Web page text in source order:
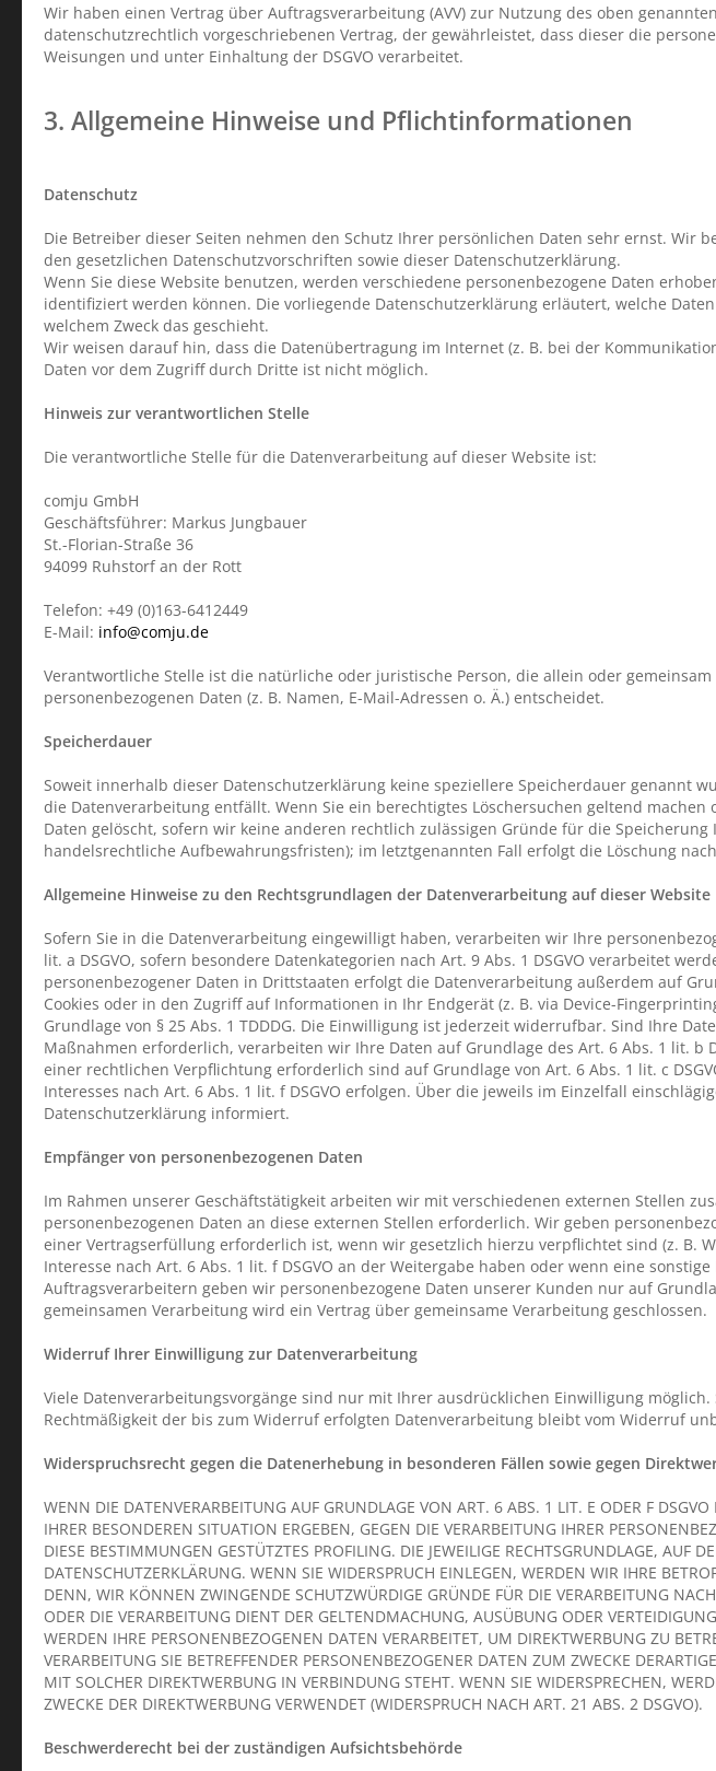
Wir haben einen Vertrag über Auftragsverarbeitung (AVV) zur Nutzung des oben
datenschutzrechtlich vorgeschriebenen Vertrag, der gewährleistet, dass dieser die
Weisungen und unter Einhaltung der DSGVO verarbeitet.
3. Allgemeine Hinweise und Pflicht­informationen
Datenschutz
Die Betreiber dieser Seiten nehmen den Schutz Ihrer persönlichen Daten sehr ernst. Wir
den gesetzlichen Datenschutzvorschriften sowie dieser Datenschutzerklärung.
Wenn Sie diese Website benutzen, werden verschiedene personenbezogene Daten
identifiziert werden können. Die vorliegende Datenschutzerklärung erläutert, welche
welchem Zweck das geschieht.
Wir weisen darauf hin, dass die Datenübertragung im Internet (z. B. bei der
Daten vor dem Zugriff durch Dritte ist nicht möglich.
Hinweis zur verantwortlichen Stelle
Die verantwortliche Stelle für die Datenverarbeitung auf dieser Website ist:
comju GmbH
Geschäftsführer: Markus Jungbauer
St.-Florian-Straße 36
94099 Ruhstorf an der Rott
Telefon: +49 (0)163-6412449
E-Mail: info@comju.de
Verantwortliche Stelle ist die natürliche oder juristische Person, die allein oder
personenbezogenen Daten (z. B. Namen, E-Mail-Adressen o. Ä.) entscheidet.
Speicherdauer
Soweit innerhalb dieser Datenschutzerklärung keine speziellere Speicherdauer genannt
die Datenverarbeitung entfällt. Wenn Sie ein berechtigtes Löschersuchen geltend
Daten gelöscht, sofern wir keine anderen rechtlich zulässigen Gründe für die
handelsrechtliche Aufbewahrungsfristen); im letztgenannten Fall erfolgt die Löschung
Allgemeine Hinweise zu den Rechtsgrundlagen der Datenverarbeitung auf dieser Website
Sofern Sie in die Datenverarbeitung eingewilligt haben, verarbeiten wir Ihre
lit. a DSGVO, sofern besondere Datenkategorien nach Art. 9 Abs. 1 DSGVO verarbeitet
personenbezogener Daten in Drittstaaten erfolgt die Datenverarbeitung außerdem auf
Cookies oder in den Zugriff auf Informationen in Ihr Endgerät (z. B. via Device-
Grundlage von § 25 Abs. 1 TDDDG. Die Einwilligung ist jederzeit widerrufbar. Sind Ihre
Maßnahmen erforderlich, verarbeiten wir Ihre Daten auf Grundlage des Art. 6 Abs. 1 lit. b
einer rechtlichen Verpflichtung erforderlich sind auf Grundlage von Art. 6 Abs. 1 lit. c
Interesses nach Art. 6 Abs. 1 lit. f DSGVO erfolgen. Über die jeweils im Einzelfall
Datenschutzerklärung informiert.
Empfänger von personenbezogenen Daten
Im Rahmen unserer Geschäftstätigkeit arbeiten wir mit verschiedenen externen Stellen
personenbezogenen Daten an diese externen Stellen erforderlich. Wir geben
einer Vertragserfüllung erforderlich ist, wenn wir gesetzlich hierzu verpflichtet sind (z. B.
Interesse nach Art. 6 Abs. 1 lit. f DSGVO an der Weitergabe haben oder wenn eine
Auftragsverarbeitern geben wir personenbezogene Daten unserer Kunden nur auf
gemeinsamen Verarbeitung wird ein Vertrag über gemeinsame Verarbeitung geschlossen.
Widerruf Ihrer Einwilligung zur Datenverarbeitung
Viele Datenverarbeitungsvorgänge sind nur mit Ihrer ausdrücklichen Einwilligung
Rechtmäßigkeit der bis zum Widerruf erfolgten Datenverarbeitung bleibt vom Widerruf
Widerspruchsrecht gegen die Datenerhebung in besonderen Fällen sowie gegen
WENN DIE DATENVERARBEITUNG AUF GRUNDLAGE VON ART. 6 ABS. 1 LIT. E ODER F
IHRER BESONDEREN SITUATION ERGEBEN, GEGEN DIE VERARBEITUNG IHRER
DIESE BESTIMMUNGEN GESTÜTZTES PROFILING. DIE JEWEILIGE RECHTSGRUNDLAGE, AUF
DATENSCHUTZERKLÄRUNG. WENN SIE WIDERSPRUCH EINLEGEN, WERDEN WIR IHRE
DENN, WIR KÖNNEN ZWINGENDE SCHUTZWÜRDIGE GRÜNDE FÜR DIE VERARBEITUNG
ODER DIE VERARBEITUNG DIENT DER GELTENDMACHUNG, AUSÜBUNG ODER
WERDEN IHRE PERSONENBEZOGENEN DATEN VERARBEITET, UM DIREKTWERBUNG ZU
VERARBEITUNG SIE BETREFFENDER PERSONENBEZOGENER DATEN ZUM ZWECKE
MIT SOLCHER DIREKTWERBUNG IN VERBINDUNG STEHT. WENN SIE WIDERSPRECHEN,
ZWECKE DER DIREKTWERBUNG VERWENDET (WIDERSPRUCH NACH ART. 21 ABS. 2 DSGVO).
Beschwerde­recht bei der zuständigen Aufsichts­behörde